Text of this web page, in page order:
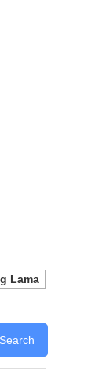
Lama
Search